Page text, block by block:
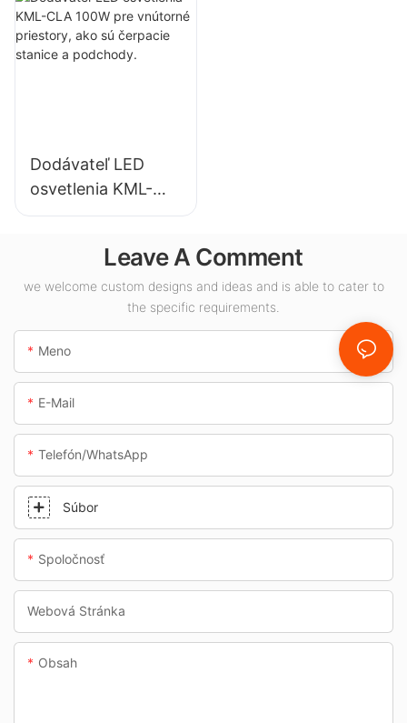
priemyselné
závody, sklady a
Dodávateľ LED
osvetlenia KML-
CLA 100W pre
ako sú čerpacie
stanice a
Leave A Comment
we welcome custom designs and ideas and is able to cater to
the specific requirements.
Meno
E-Mail
Telefón/whatsApp
Súbor
Spoločnosť
Webová Stránka
Obsah